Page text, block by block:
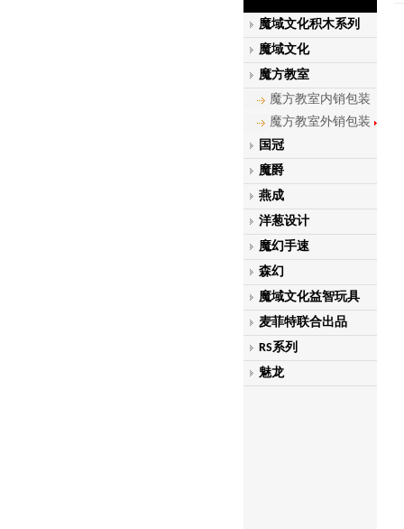
魔域文化积木系列
魔域文化
魔方教室
魔方教室内销包装
魔方教室外销包装
国冠
魔爵
燕成
洋葱设计
魔幻手速
森幻
魔域文化益智玩具
麦菲特联合出品
RS系列
魅龙